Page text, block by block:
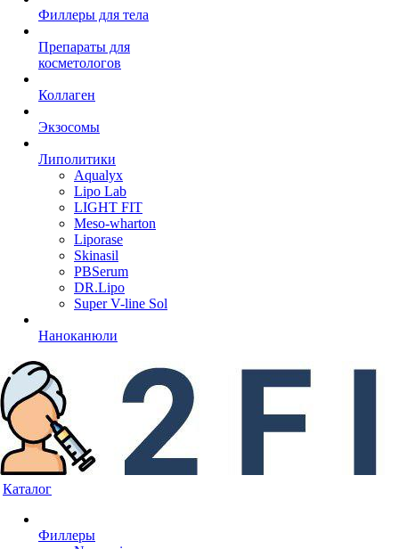
Филлеры для тела
Препараты для
косметологов
Коллаген
Экзосомы
Липолитики
Aqualyx
Lipo Lab
LIGHT FIT
Meso-wharton
Liporase
Skinasil
PBSerum
DR.Lipo
Super V-line Sol
Наноканюли
Каталог
Филлеры